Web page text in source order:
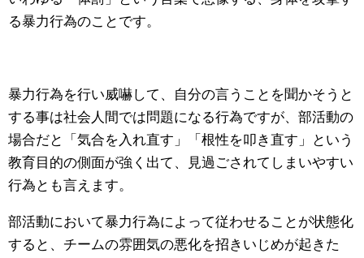
る暴力行為のことです。
暴力行為を行い威嚇して、自分の言うことを聞かそうと
する事は社会人間では問題になる行為ですが、部活動の
場合だと「気合を入れ直す」「根性を叩き直す」という
教育目的の側面が強く出て、見過ごされてしまいやすい
行為とも言えます。
部活動において暴力行為によって従わせることが状態化
すると、チームの雰囲気の悪化を招きいじめが起きた